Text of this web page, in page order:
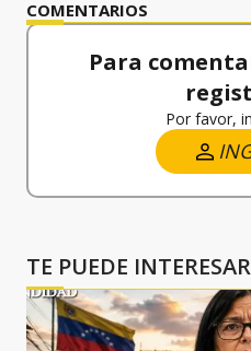
COMENTARIOS
Para
Por favor,
TE PUEDE INTERESAR